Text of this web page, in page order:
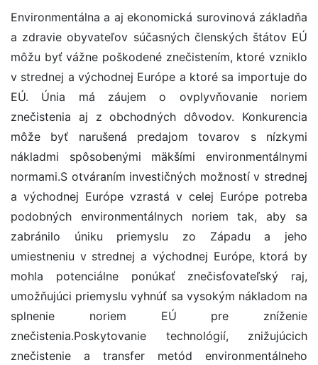
Environmentálna a aj ekonomická surovinová základňa
a zdravie obyvateľov súčasných členských štátov EÚ
môžu byť vážne poškodené znečistením, ktoré vzniklo
v strednej a východnej Európe a ktoré sa importuje do
EÚ. Únia má záujem o ovplyvňovanie noriem
znečistenia aj z obchodných dôvodov. Konkurencia
môže byť narušená predajom tovarov s nízkymi
nákladmi spôsobenými mäkšími environmentálnymi
normami.S otváraním investičných možností v strednej
a východnej Európe vzrastá v celej Európe potreba
podobných environmentálnych noriem tak, aby sa
zabránilo úniku priemyslu zo Západu a jeho
umiestneniu v strednej a východnej Európe, ktorá by
mohla potenciálne ponúkať znečisťovateľský raj,
umožňujúci priemyslu vyhnúť sa vysokým nákladom na
splnenie noriem EÚ pre zníženie
znečistenia.Poskytovanie technológií, znižujúcich
znečistenie a transfer metód environmentálneho